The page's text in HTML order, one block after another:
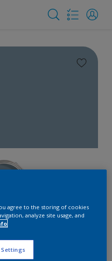
Farbton finden
agree to the storing of cookies
analyze site usage, and
Settings